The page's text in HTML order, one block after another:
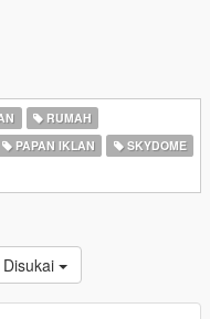
RUMAH
PAPAN IKLAN
SKYDOME